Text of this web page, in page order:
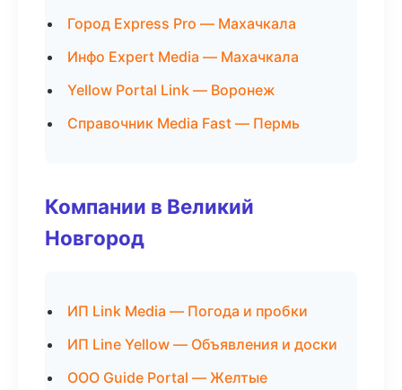
Город Express Pro — Махачкала
Инфо Expert Media — Махачкала
Yellow Portal Link — Воронеж
Справочник Media Fast — Пермь
Компании в Великий
Новгород
ИП Link Media — Погода и пробки
ИП Line Yellow — Объявления и доски
ООО Guide Portal — Желтые